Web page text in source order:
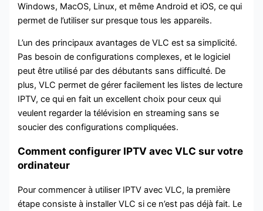
Windows, MacOS, Linux, et même Android et iOS, ce qui
permet de l’utiliser sur presque tous les appareils.
L’un des principaux avantages de VLC est sa simplicité.
Pas besoin de configurations complexes, et le logiciel
peut être utilisé par des débutants sans difficulté. De
plus, VLC permet de gérer facilement les listes de lecture
IPTV, ce qui en fait un excellent choix pour ceux qui
veulent regarder la télévision en streaming sans se
soucier des configurations compliquées.
Comment configurer IPTV avec VLC sur votre
ordinateur
Pour commencer à utiliser IPTV avec VLC, la première
étape consiste à installer VLC si ce n’est pas déjà fait. Le